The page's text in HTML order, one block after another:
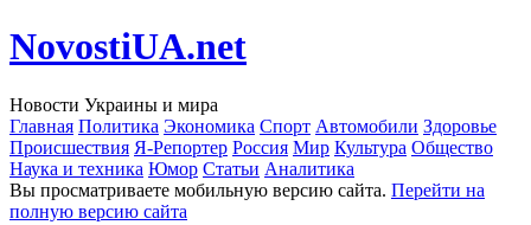
NovostiUA.net
Новости Украины и мира
Главная Политика Экономика Спорт Автомобили Здоровье
Происшествия Я-Репортер Россия Мир Культура Общество
Наука и техника Юмор Статьи Аналитика
Вы просматриваете мобильную версию сайта. Перейти на
полную версию сайта